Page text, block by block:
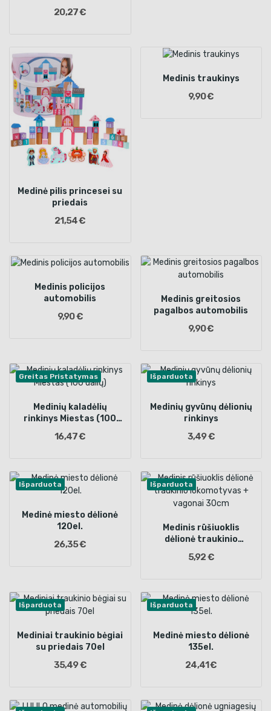
20,27 €
Medinė pilis princesei su
priedais
21,54 €
Medinis traukinys
9,90 €
Medinis policijos
automobilis
9,90 €
Medinis greitosios
pagalbos automobilis
9,90 €
Greitas Pristatymas
Medinių kaladėlių
rinkinys Miestas (100
dalių)
16,47 €
Išparduota
Medinių gyvūnų dėlionių
rinkinys
3,49 €
Išparduota
Medinė miesto dėlionė
120el.
26,35 €
Išparduota
Medinis rūšiuoklis
dėlionė traukinio
lokomotyvas + vagonai
30cm
5,92 €
Išparduota
Mediniai traukinio bėgiai
su priedais 70el
35,49 €
Išparduota
Medinė miesto dėlionė
135el.
24,41 €